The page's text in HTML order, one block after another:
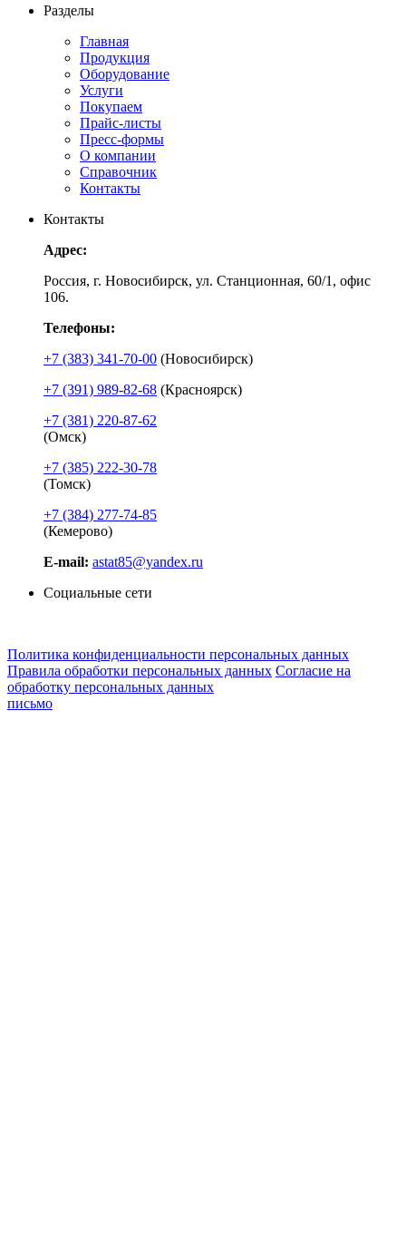
Разделы
Главная
Продукция
Оборудование
Услуги
Покупаем
Прайс-листы
Пресс-формы
О компании
Справочник
Контакты
Контакты
Адрес:
Россия, г. Новосибирск, ул. Станционная, 60/1, офис
106.
Телефоны:
+7 (383) 341-70-00 (Новосибирск)
+7 (391) 989-82-68 (Красноярск)
+7 (381) 220-87-62
(Омск)
+7 (385) 222-30-78
(Томск)
+7 (384) 277-74-85
(Кемерово)
E-mail: astat85@yandex.ru
Социальные сети
Политика конфиденциальности персональных данных
Правила обработки персональных данных Согласие на
обработку персональных данных
письмо